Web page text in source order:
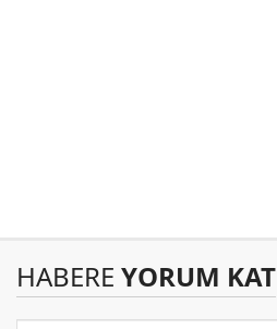
HABERE YORUM KAT